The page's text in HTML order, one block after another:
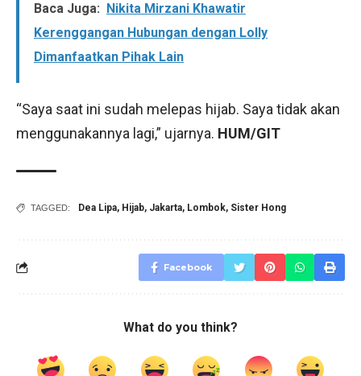
Baca Juga: Nikita Mirzani Khawatir
Kerenggangan Hubungan dengan Lolly
Dimanfaatkan Pihak Lain
“Saya saat ini sudah melepas hijab. Saya tidak akan
menggunakannya lagi,” ujarnya. HUM/GIT
TAGGED: Dea Lipa, Hijab, Jakarta, Lombok, Sister Hong
Facebook
What do you think?